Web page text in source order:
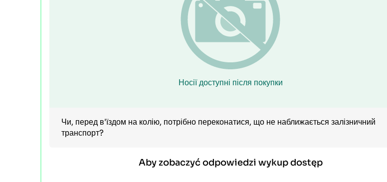
Носії доступні після покупки
Чи, перед в'їздом на колію, потрібно переконатися, що не наближається залізничний
транспорт?
Aby zobaczyć odpowiedzi wykup dostęp